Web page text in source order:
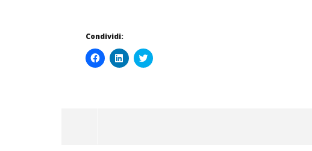
Condividi:
Fai
clic
Fai
clic
Click
to